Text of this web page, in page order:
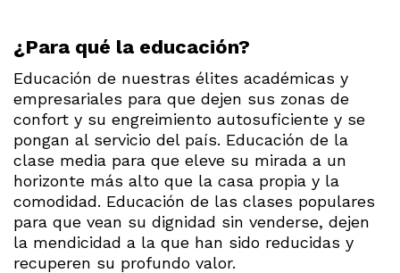
¿Para qué la educación?
Educación de nuestras élites académicas y
empresariales para que dejen sus zonas de
confort y su engreimiento autosuficiente y se
pongan al servicio del país. Educación de la
clase media para que eleve su mirada a un
horizonte más alto que la casa propia y la
comodidad. Educación de las clases populares
para que vean su dignidad sin venderse, dejen
la mendicidad a la que han sido reducidas y
recuperen su profundo valor.